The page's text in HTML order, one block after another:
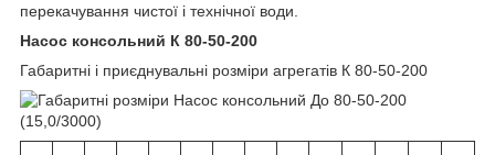
перекачування чистої і технічної води.
Насос консольний К 80-50-200
Габаритні і приєднувальні розміри агрегатів К 80-50-200